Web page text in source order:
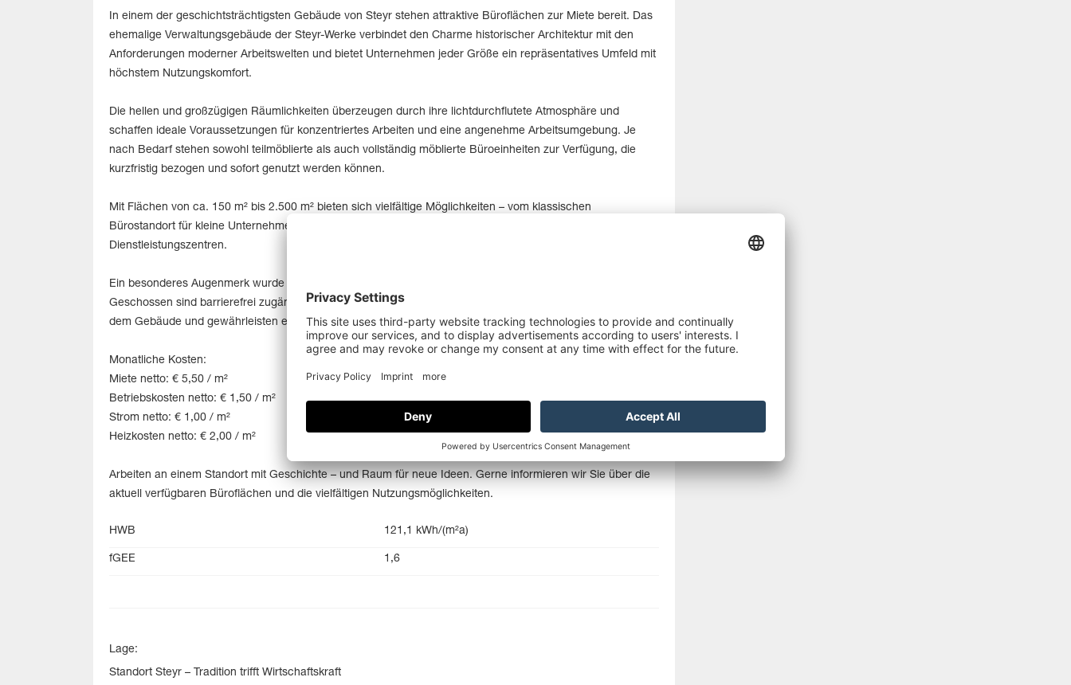
In einem der geschichtsträchtigsten Gebäude von Steyr stehen attraktive Büroflächen zur Miete bereit. Das
ehemalige Verwaltungsgebäude der Steyr-Werke verbindet den Charme historischer Architektur mit den
Anforderungen moderner Arbeitswelten und bietet Unternehmen jeder Größe ein repräsentatives Umfeld mit
höchstem Nutzungskomfort.
Die hellen und großzügigen Räumlichkeiten überzeugen durch ihre lichtdurchflutete Atmosphäre und
schaffen ideale Voraussetzungen für konzentriertes Arbeiten und eine angenehme Arbeitsumgebung. Je
nach Bedarf stehen sowohl teilmöblierte als auch vollständig möblierte Büroeinheiten zur Verfügung, die
kurzfristig bezogen und sofort genutzt werden können.
Mit Flächen von ca. 150 m² bis 2.500 m² bieten sich vielfältige Möglichkeiten – vom klassischen
Bürostandort für kleine Unternehmen bis hin zu großzügigen Flächenlösungen für größere Betriebe oder
Dienstleistungszentren.
Ein besonderes Augenmerk wurde auf die Erreichbarkeit gelegt: Sämtliche Büroflächen auf allen vier
Geschossen sind barrierefrei zugänglich. Parkplätze (monatl. netto € 20,-/Stellplatz) befinden sich direkt vor
dem Gebäude und gewährleisten eine komfortable Anreise für Mitarbeiter und Kunden.
Monatliche Kosten:
Miete netto: € 5,50 / m²
Betriebskosten netto: € 1,50 / m²
Strom netto: € 1,00 / m²
Heizkosten netto: € 2,00 / m²
Arbeiten an einem Standort mit Geschichte – und Raum für neue Ideen. Gerne informieren wir Sie über die
aktuell verfügbaren Büroflächen und die vielfältigen Nutzungsmöglichkeiten.
HWB 121,1 kWh/(m²a)
fGEE 1,6
Lage:
Standort Steyr – Tradition trifft Wirtschaftskraft